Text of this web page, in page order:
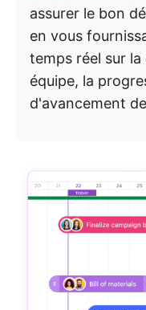
assurer le bon
en vous
temps réel sur
équipe, la
d'avancement